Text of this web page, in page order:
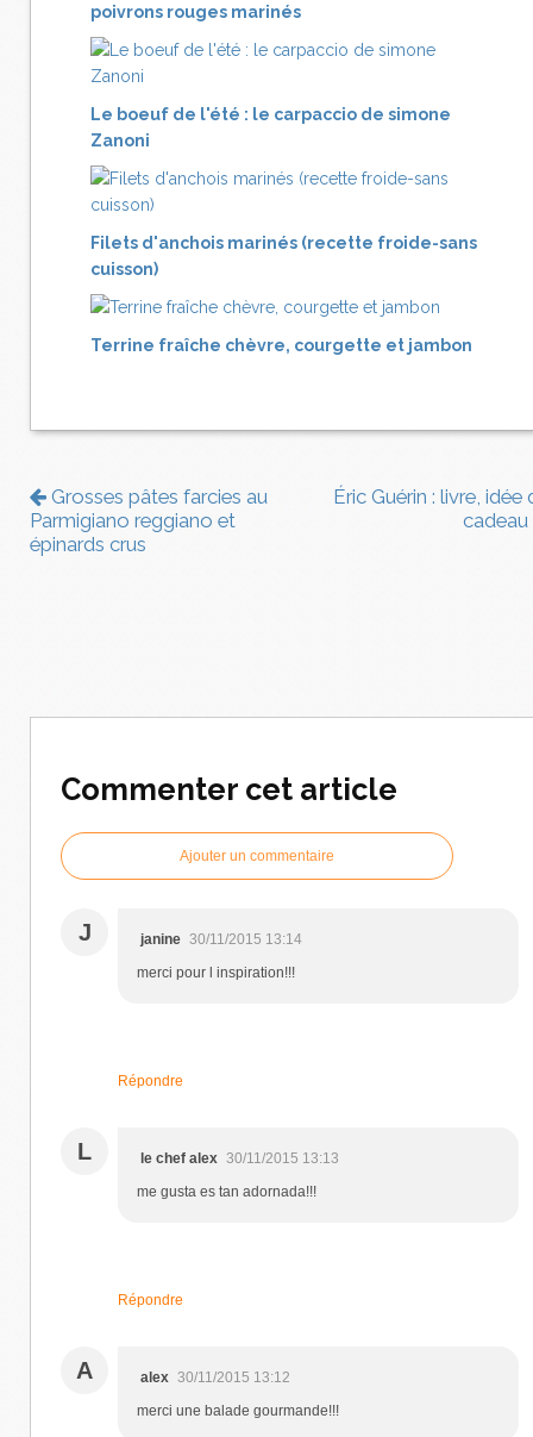
poivrons rouges marinés
Le boeuf de l'été : le carpaccio de simone
Zanoni
Filets d'anchois marinés (recette froide-sans
cuisson)
Terrine fraîche chèvre, courgette et jambon
Grosses pâtes farcies au
Parmigiano reggiano et
épinards crus
Éric Guérin : livre, idée
cadeau
Commenter cet article
Ajouter un commentaire
J janine 30/11/2015 13:14
merci pour l inspiration!!!
Répondre
L le chef alex 30/11/2015 13:13
me gusta es tan adornada!!!
Répondre
A alex 30/11/2015 13:12
merci une balade gourmande!!!